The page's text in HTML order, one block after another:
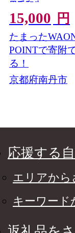
黒毛和牛
15,000 円
たまった
POINTで寄附
る！
京都府南丹市
応援する
エリアから
キーワード